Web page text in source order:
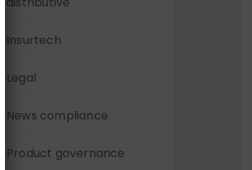
Insurtech
Legal
News compliance
Product governance